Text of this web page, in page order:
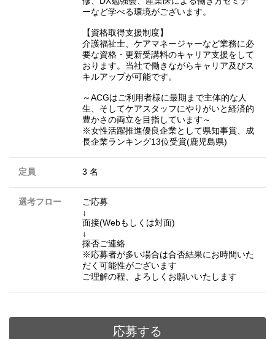
ーなど学べる環境がございます。
【資格取得支援制度】
介護福祉士、ケアマネージャーなど業務に必
要な資格・更新受講料のキャリア支援をして
おります。当社で働きながらキャリア及びス
キルアップが可能です。
～ACGはご利用者様に最期まで主体的な人
生、そしてケアスタッフにやりがいと経済的
豊かさの両立を目指しています～
※女性活躍推進優良企業として県知事賞、成
長企業ランキング13位受賞(鹿児島県)
定員 3 名
選考フロー
ご応募
↓
面接(Webもしくは対面)
↓
採否ご連絡
※応募者が多い場合は合否結果にお時間いた
だく可能性がございます
ご理解の程、よろしくお願いいたします
応募する